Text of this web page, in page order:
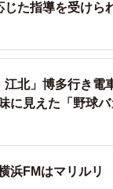
た指導を受けら
江北」博多行き
に見えた「野球バ
浜FMはマリル